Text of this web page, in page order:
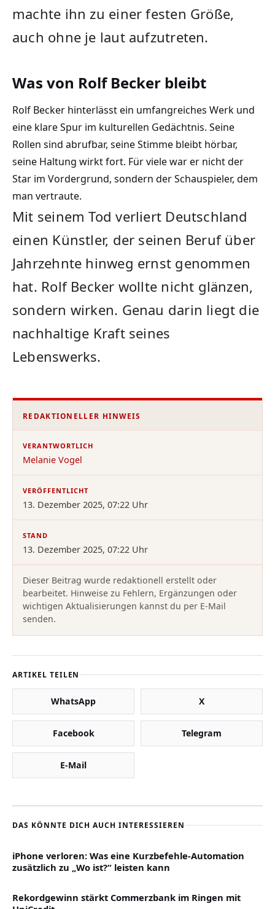
machte ihn zu einer festen Größe,
auch ohne je laut aufzutreten.
Was von Rolf Becker bleibt
Rolf Becker hinterlässt ein umfangreiches Werk und
eine klare Spur im kulturellen Gedächtnis. Seine
Rollen sind abrufbar, seine Stimme bleibt hörbar,
seine Haltung wirkt fort. Für viele war er nicht der
Star im Vordergrund, sondern der Schauspieler, dem
man vertraute.
Mit seinem Tod verliert Deutschland
einen Künstler, der seinen Beruf über
Jahrzehnte hinweg ernst genommen
hat. Rolf Becker wollte nicht glänzen,
sondern wirken. Genau darin liegt die
nachhaltige Kraft seines
Lebenswerks.
REDAKTIONELLER HINWEIS
VERANTWORTLICH
Melanie Vogel
VERÖFFENTLICHT
13. Dezember 2025, 07:22 Uhr
STAND
13. Dezember 2025, 07:22 Uhr
Dieser Beitrag wurde redaktionell erstellt oder
bearbeitet. Hinweise zu Fehlern, Ergänzungen oder
wichtigen Aktualisierungen kannst du per E-Mail
senden.
ARTIKEL TEILEN
WhatsApp X
Facebook Telegram
E-Mail
DAS KÖNNTE DICH AUCH INTERESSIEREN
iPhone verloren: Was eine Kurzbefehle-Automation
zusätzlich zu „Wo ist?“ leisten kann
Rekordgewinn stärkt Commerzbank im Ringen mit